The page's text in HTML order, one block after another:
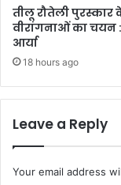
तीलू रौतेली पुरस्कार
वीरांगनाओं का चयन
आर्या
18 hours ago
Leave a Reply
Your email address